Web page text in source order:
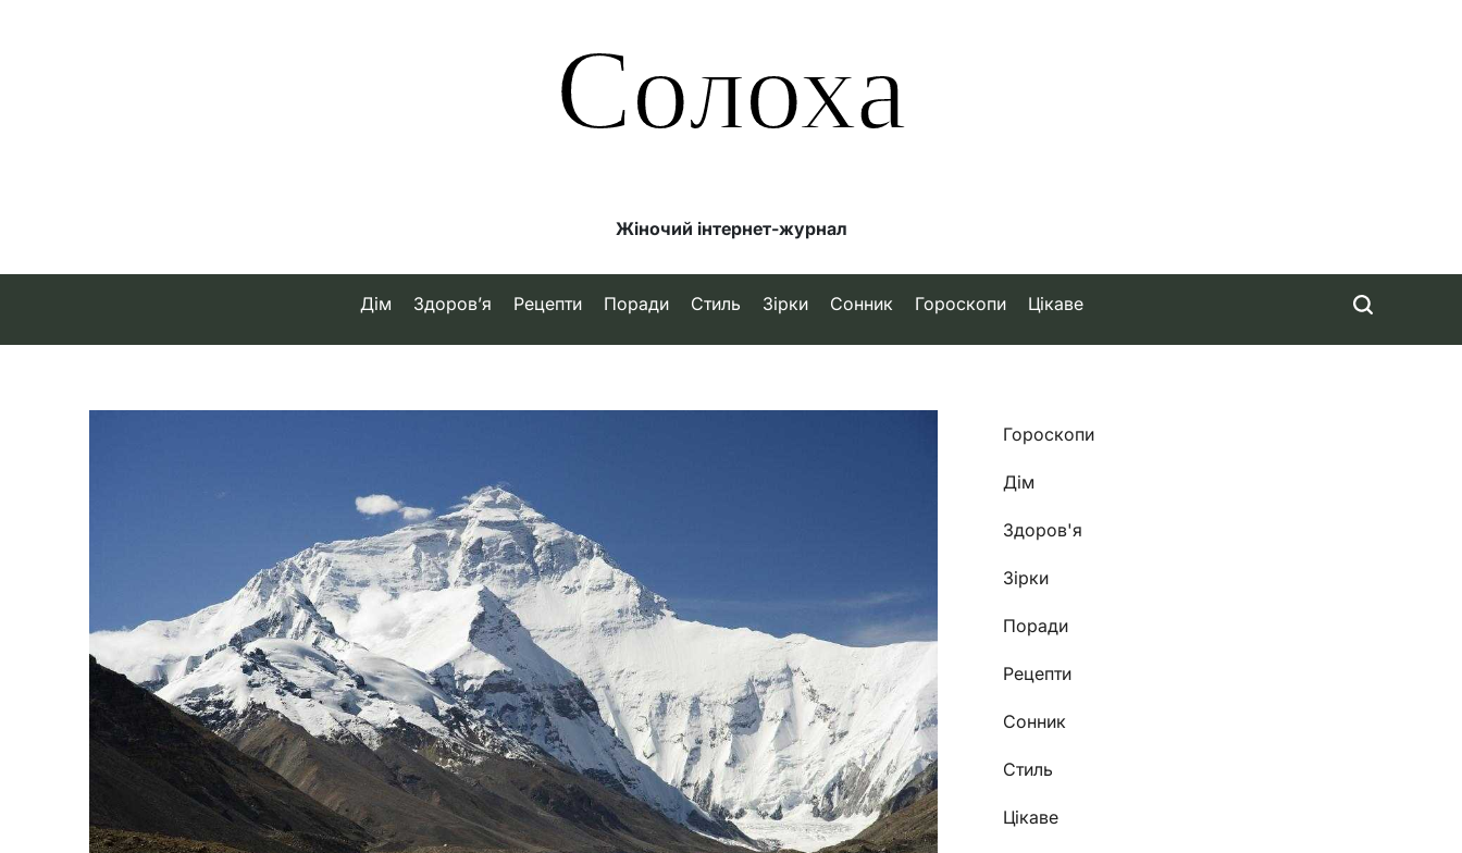
Солоха
Жіночий інтернет-журнал
Дім Здоров’я Рецепти Поради Стиль Зірки Сонник Гороскопи Цікаве
Гороскопи
Дім
Здоров'я
Зірки
Поради
Рецепти
Сонник
Стиль
Цікаве